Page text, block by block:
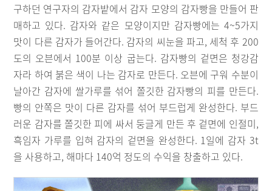
구하던 연구자의 감자밭에서 감자 모양의 감자빵을 만들어 판
매하고 있다. 감자와 같은 모양이지만 감자빵에는 4~5가지
맛이 다른 감자가 들어간다. 감자의 씨눈을 파고, 세척 후 200
도의 오븐에서 100분 이상 굽는다. 감자빵의 겉면은 청강감
자라 하여 붉은 색이 나는 감자로 만든다. 오븐에 구워 수분이
날아간 감자에 쌀가루를 섞어 쫄깃한 감자빵의 피를 만든다.
빵의 안쪽은 맛이 다른 감자를 섞어 부드럽게 완성한다. 부드
러운 감자를 쫄깃한 피에 싸서 둥글게 만든 후 겉면에 인절미,
흑임자 가루를 입혀 감자의 겉면을 완성한다. 1일에 감자 3t
을 사용하고, 해마다 140억 정도의 수익을 창출하고 있다.